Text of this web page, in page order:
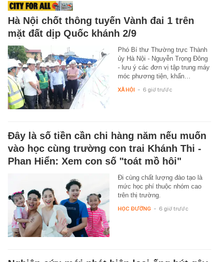
Hà Nội chốt thông tuyến Vành đai 1 trên
mặt đất dịp Quốc khánh 2/9
Phó Bí thư Thường trực Thành
ủy Hà Nội - Nguyễn Trọng Đông
- lưu ý các đơn vị tập trung máy
móc phương tiện, khẩn…
XÃ HỘI - 6 giờ trước
Đây là số tiền cần chi hàng năm nếu muốn
vào học cùng trường con trai Khánh Thi -
Phan Hiển: Xem con số "toát mồ hôi"
Đi cùng chất lượng đào tạo là
mức học phí thuộc nhóm cao
trên thị trường.
HỌC ĐƯỜNG - 6 giờ trước